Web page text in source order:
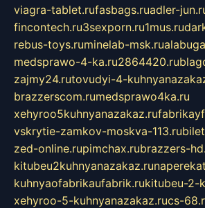
viagra-tablet.rufasbags.ruadler-
fincontech.ru3sexporn.ru1mus.ru
rebus-toys.ruminelab-msk.ru
medsprawo-4-ka.ru2864420.ru
zajmy24.rutovudyi-4-
brazzerscom.rumedsprawo4ka.ru
xehyroo5kuhnyanazakaz.ru
vskrytie-zamkov-moskva-113.ru
zed-online.rupimchax.rubrazzers-
kitubeu2kuhnyanazakaz.ru
kuhnyaofabrikaufabrik.rukitubeu-2-
xehyroo-5-kuhnyanazakaz.rucs-